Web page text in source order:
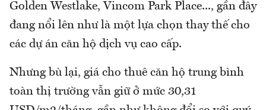
Golden Westlake, Vincom Park Place..., gần đây
đang nổi lên như là một lựa chọn thay thế cho
các dự án căn hộ dịch vụ cao cấp.
Nhưng bù lại, giá cho thuê căn hộ trung bình
toàn thị trường vẫn giữ ở mức 30,31